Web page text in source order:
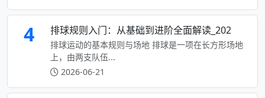
4 排球规则入门：从基础到进阶全面解读_202
排球运动的基本规则与场地 排球是一项在长方形场地
上，由两支队伍...
2026-06-21